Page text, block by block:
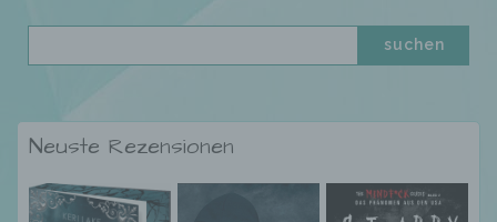
Neuste Rezensionen